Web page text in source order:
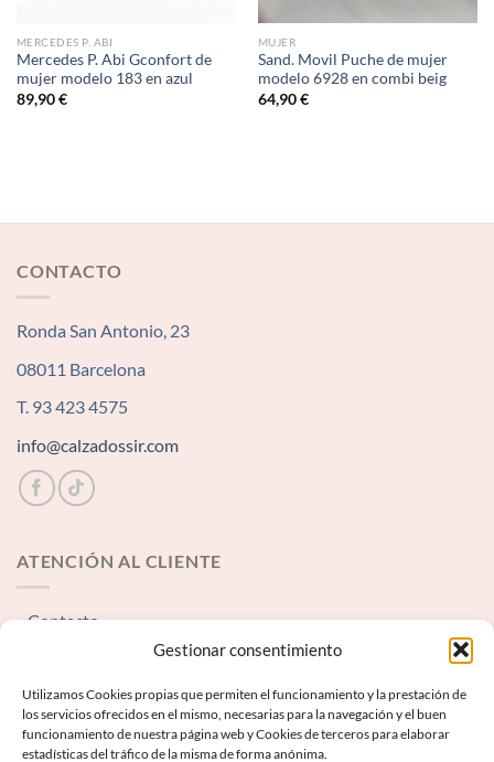
Gestionar consentimiento
Utilizamos Cookies propias que permiten el funcionamiento y la prestación de
los servicios ofrecidos en el mismo, necesarias para la navegación y el buen
funcionamiento de nuestra página web y Cookies de terceros para elaborar
estadísticas del tráfico de la misma de forma anónima.
MERCEDES P. ABI
Mercedes P. Abi Gconfort de
mujer modelo 183 en azul
89,90€
MUJER
Sand. Movil Puche de mujer
modelo 6928 en combi beig
64,90€
CONTACTO
Ronda San Antonio, 23
08011 Barcelona
T. 93 423 4575
info@calzadossir.com
ATENCIÓN AL CLIENTE
Contacto
INFORMACIÓN LEGAL
Aviso Legal